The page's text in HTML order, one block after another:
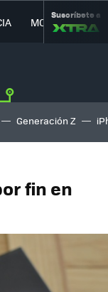
MOVILIDAD
Suscríbete a
Generación Z
fin en